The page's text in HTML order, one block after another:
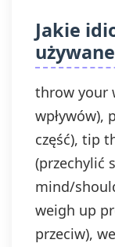
Jakie
throw your
wpływów),
część), tip
(przechylić
mind/
weigh up
przeciw),